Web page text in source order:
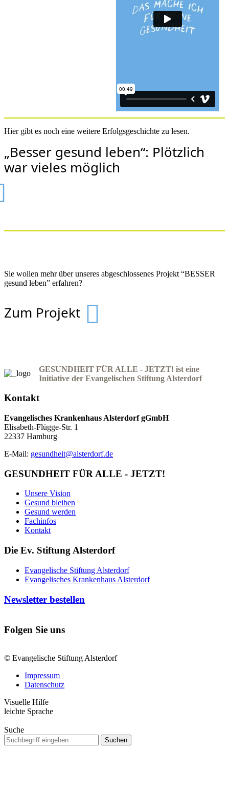
Hier gibt es noch eine weitere Erfolgsgeschichte zu lesen.
„Besser gesund leben“: Plötzlich
war vieles möglich
Sie wollen mehr über unseres abgeschlossenes Projekt “BESSER
gesund leben” erfahren?
Zum Projekt
GESUNDHEIT FÜR ALLE - JETZT! ist eine
Initiative der Evangelischen Stiftung Alsterdorf
Kontakt
Evangelisches Krankenhaus Alsterdorf gGmbH
Elisabeth-Flügge-Str. 1
22337 Hamburg
E-Mail: gesundheit@alsterdorf.de
GESUNDHEIT FÜR ALLE - JETZT!
Unsere Vision
Gesund bleiben
Gesund werden
Fachinfos
Kontakt
Die Ev. Stiftung Alsterdorf
Evangelische Stiftung Alsterdorf
Evangelisches Krankenhaus Alsterdorf
Newsletter bestellen
Folgen Sie uns
© Evangelische Stiftung Alsterdorf
Impressum
Datenschutz
Visuelle Hilfe
leichte Sprache
Suche
Suche
nach: